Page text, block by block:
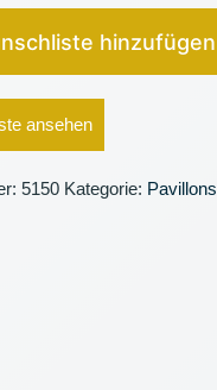
hinzufügen
ansehen
5150 Kategorie: Pavillons